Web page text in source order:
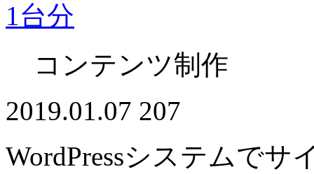
1台分
コンテンツ制作
2019.01.07 207
WordPressシステムでサ